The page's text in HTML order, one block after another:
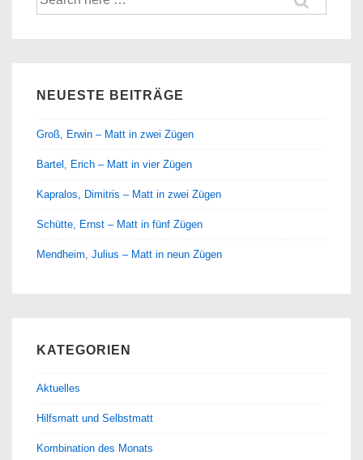
nach:
NEUESTE BEITRÄGE
Groß, Erwin – Matt in zwei Zügen
Bartel, Erich – Matt in vier Zügen
Kapralos, Dimitris – Matt in zwei Zügen
Schütte, Ernst – Matt in fünf Zügen
Mendheim, Julius – Matt in neun Zügen
KATEGORIEN
Aktuelles
Hilfsmatt und Selbstmatt
Kombination des Monats